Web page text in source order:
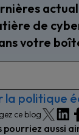
de
votre
la politique
ce blog
pourriez aussi